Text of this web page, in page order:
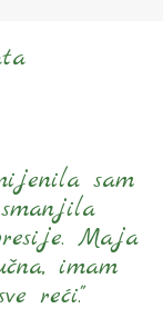
sam
Maja
imam
reći."